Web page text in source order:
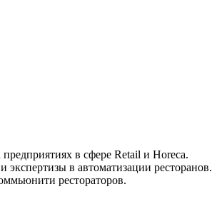
в сфере Retail и Horeca.
в автоматизации ресторанов.
рестораторов.